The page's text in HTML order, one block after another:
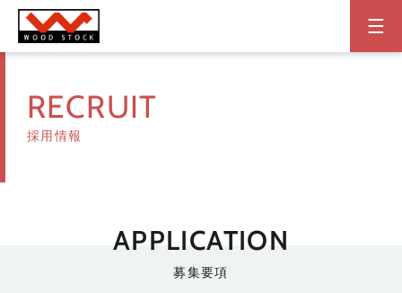
RECRUIT
採用情報
APPLICATION
募集要項